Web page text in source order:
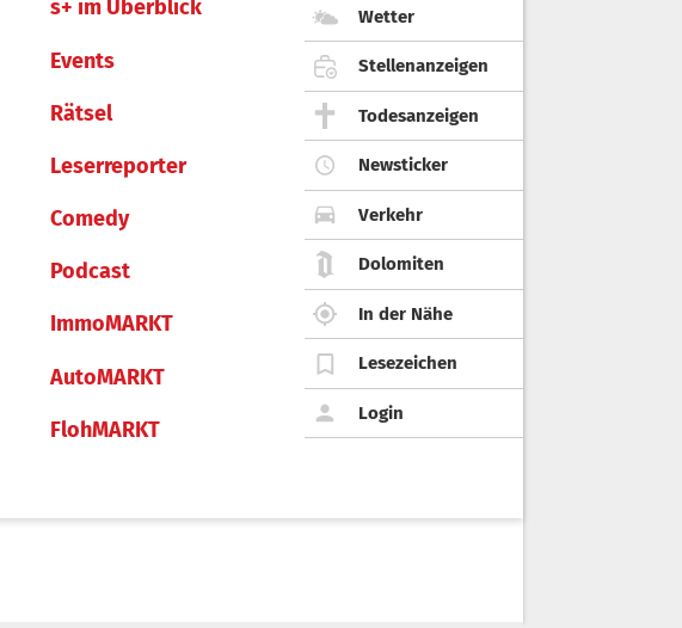
s+ im Überblick
Events
Rätsel
Leserreporter
Comedy
Podcast
ImmoMARKT
AutoMARKT
FlohMARKT
Wetter
Stellenanzeigen
Todesanzeigen
Newsticker
Verkehr
Dolomiten
In der Nähe
Lesezeichen
Login